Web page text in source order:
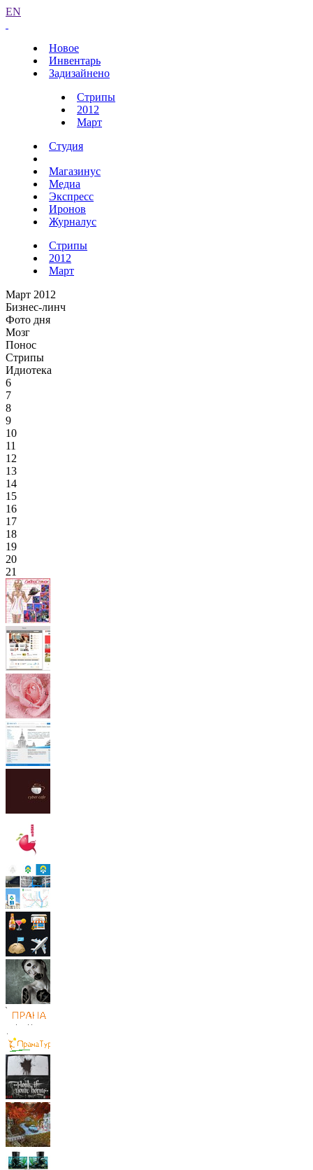
EN
Новое
Инвентарь
Задизайнено
Стрипы
2012
Март
Студия
Магазинус
Медиа
Экспресс
Иронов
Журналус
Стрипы
2012
Март
Март 2012
Бизнес-линч
Фото дня
Мозг
Понос
Стрипы
Идиотека
6
7
8
9
10
11
12
13
14
15
16
17
18
19
20
21